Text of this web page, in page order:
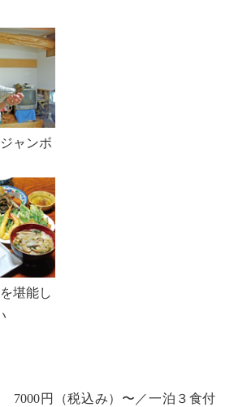
ャンボ
堪能し
7000円（税込み）〜／一泊３食付